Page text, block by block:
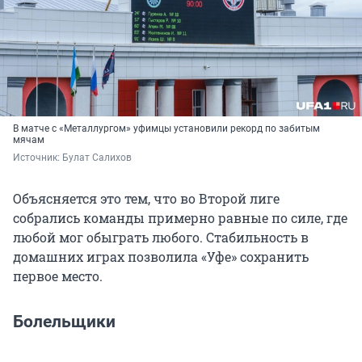
В матче с «Металлургом» уфимцы установили рекорд по забитым
мячам
Источник: Булат Салихов
Объясняется это тем, что во Второй лиге
собрались команды примерно равные по силе, где
любой мог обыграть любого. Стабильность в
домашних играх позволила «Уфе» сохранить
первое место.
Болельщики